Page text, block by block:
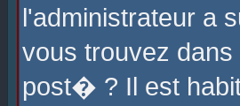
l'administrateur a
vous trouvez
post� ? Il est